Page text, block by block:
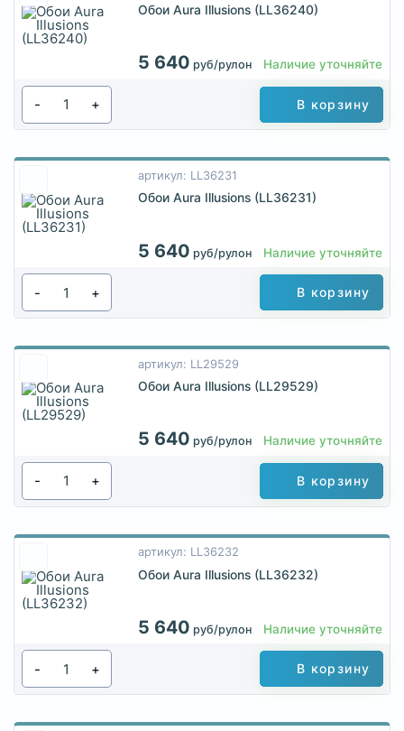
Обои Aura Illusions (LL36240)
5 640 руб/рулон Наличие уточняйте
- + В корзину
артикул: LL36231
Обои Aura Illusions (LL36231)
5 640 руб/рулон Наличие уточняйте
- + В корзину
артикул: LL29529
Обои Aura Illusions (LL29529)
5 640 руб/рулон Наличие уточняйте
- + В корзину
артикул: LL36232
Обои Aura Illusions (LL36232)
5 640 руб/рулон Наличие уточняйте
- + В корзину